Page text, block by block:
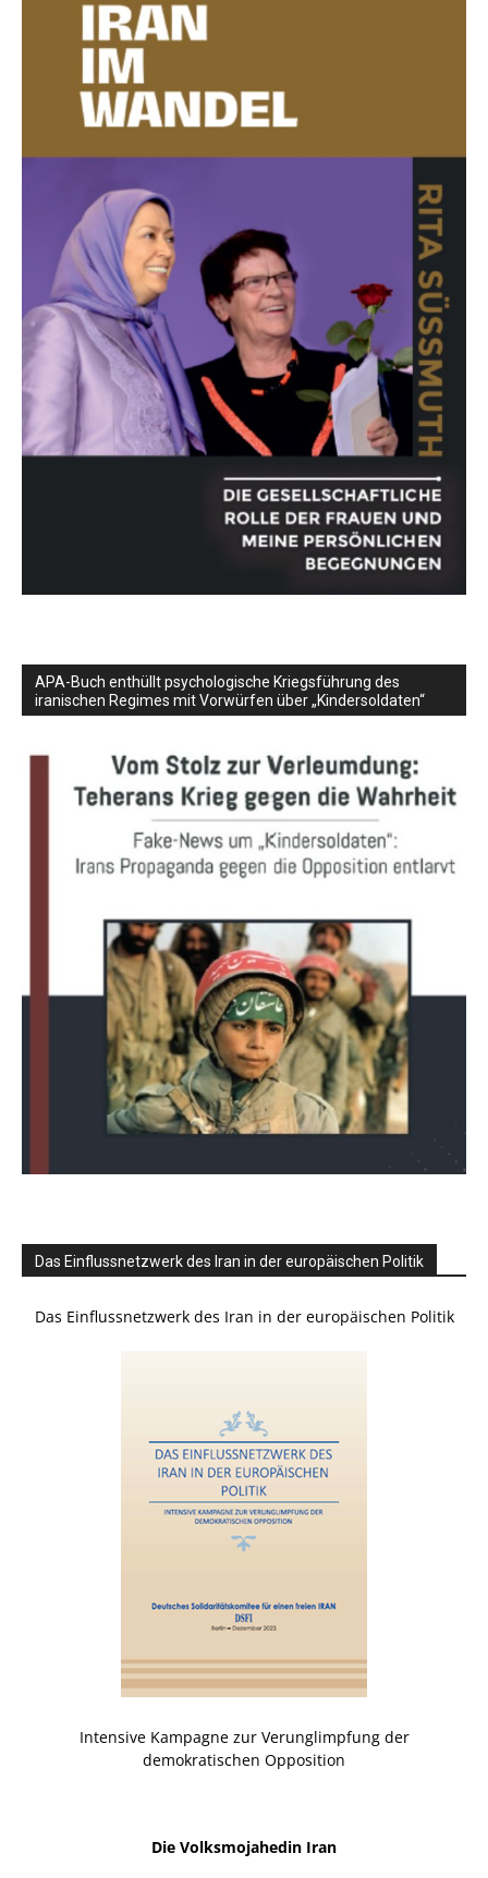
APA-Buch enthüllt psychologische Kriegsführung des
iranischen Regimes mit Vorwürfen über „Kindersoldaten“
Das Einflussnetzwerk des Iran in der europäischen Politik
Das Einflussnetzwerk des Iran in der europäischen Politik
Intensive Kampagne zur Verunglimpfung der
demokratischen Opposition
Die Volksmojahedin Iran